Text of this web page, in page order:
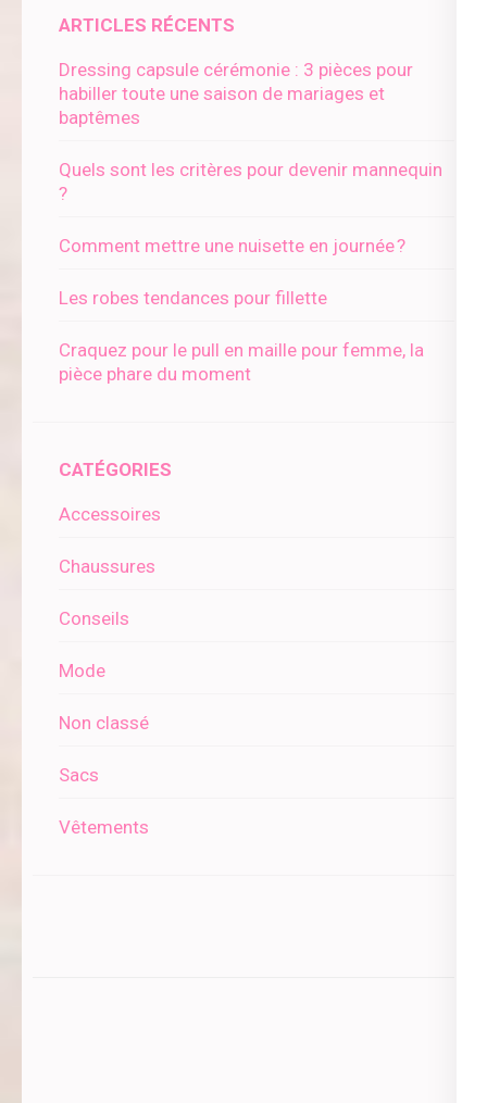
ARTICLES RÉCENTS
Dressing capsule cérémonie : 3 pièces pour
habiller toute une saison de mariages et
baptêmes
Quels sont les critères pour devenir mannequin
?
Comment mettre une nuisette en journée ?
Les robes tendances pour fillette
Craquez pour le pull en maille pour femme, la
pièce phare du moment
CATÉGORIES
Accessoires
Chaussures
Conseils
Mode
Non classé
Sacs
Vêtements